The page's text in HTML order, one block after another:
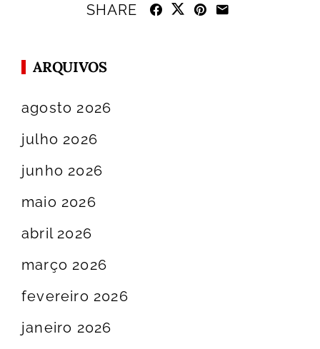
SHARE
ARQUIVOS
agosto 2026
julho 2026
junho 2026
maio 2026
abril 2026
março 2026
fevereiro 2026
janeiro 2026